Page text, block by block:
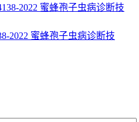
2022 蜜蜂孢子虫病诊断技